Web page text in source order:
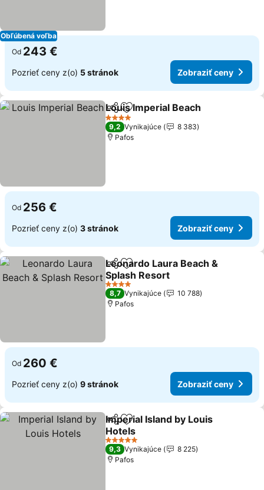
Obľúbená voľba
Od 243 €
Pozrieť ceny z(o) 5 stránok Zobraziť ceny
ZdieľaťPridať do obľúbených
Louis Imperial Beach
4 Počet hviezdičiek
9,2 Vynikajúce
8 383
Pafos
Od 256 €
Pozrieť ceny z(o) 3 stránok Zobraziť ceny
ZdieľaťPridať do obľúbených
Leonardo Laura Beach &
Splash Resort
4 Počet hviezdičiek
8,7 Vynikajúce
10 788
Pafos
Od 260 €
Pozrieť ceny z(o) 9 stránok Zobraziť ceny
ZdieľaťPridať do obľúbených
Imperial Island by Louis
Hotels
5 Počet hviezdičiek
9,3 Vynikajúce
8 225
Pafos